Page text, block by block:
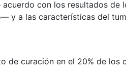
acuerdo con los resultados
y a las características del
curación en el 20% de los